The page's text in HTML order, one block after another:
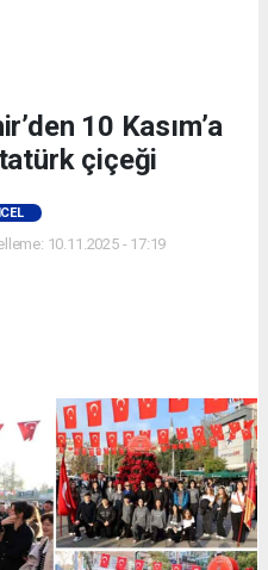
10 Kasım’a
çiçeği
10.11.2025 - 17:19